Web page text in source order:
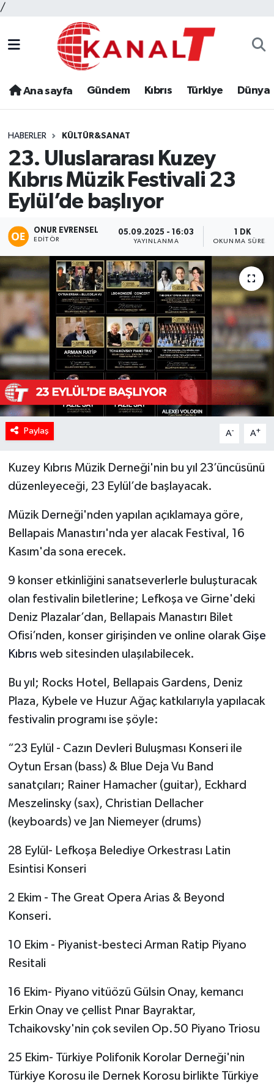
/
Ana sayfa Gündem Kıbrıs Türkiye Dünya
HABERLER KÜLTÜR&SANAT
23. Uluslararası Kuzey
Kıbrıs Müzik Festivali 23
Eylül’de başlıyor
ONUR EVRENSEL
EDITÖR
05.09.2025 - 16:03
YAYINLANMA
1 DK
OKUNMA SÜRESI
Paylaş A- A+
Kuzey Kıbrıs Müzik Derneği'nin bu yıl 23’üncüsünü
düzenleyeceği, 23 Eylül’de başlayacak.
Müzik Derneği'nden yapılan açıklamaya göre,
Bellapais Manastırı'nda yer alacak Festival, 16
Kasım'da sona erecek.
9 konser etkinliğini sanatseverlerle buluşturacak
olan festivalin biletlerine; Lefkoşa ve Girne'deki
Deniz Plazalar’dan, Bellapais Manastırı Bilet
Ofisi’nden, konser girişinden ve online olarak Gişe
Kıbrıs web sitesinden ulaşılabilecek.
Bu yıl; Rocks Hotel, Bellapais Gardens, Deniz
Plaza, Kybele ve Huzur Ağaç katkılarıyla yapılacak
festivalin programı ise şöyle:
“23 Eylül - Cazın Devleri Buluşması Konseri ile
Oytun Ersan (bass) & Blue Deja Vu Band
sanatçıları; Rainer Hamacher (guitar), Eckhard
Meszelinsky (sax), Christian Dellacher
(keyboards) ve Jan Niemeyer (drums)
28 Eylül- Lefkoşa Belediye Orkestrası Latin
Esintisi Konseri
2 Ekim - The Great Opera Arias & Beyond
Konseri.
10 Ekim - Piyanist-besteci Arman Ratip Piyano
Resitali
16 Ekim- Piyano vitüözü Gülsin Onay, kemancı
Erkin Onay ve çellist Pınar Bayraktar,
Tchaikovsky'nin çok sevilen Op.50 Piyano Triosu
25 Ekim- Türkiye Polifonik Korolar Derneği'nin
Türkiye Korosu ile Dernek Korosu birlikte Türkiye